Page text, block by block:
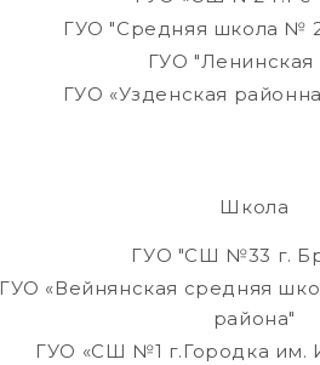
ГУО "Средняя школа №
ГУО
ГУО «Узденская
Школа
ГУО "СШ №33 г.
ГУО «Вейнянская средняя
района"
ГУО «СШ №1 г.Городка им.